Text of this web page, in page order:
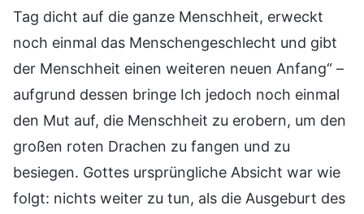
Tag dicht auf die ganze Menschheit, erweckt
noch einmal das Menschengeschlecht und gibt
der Menschheit einen weiteren neuen Anfang“ –
aufgrund dessen bringe Ich jedoch noch einmal
den Mut auf, die Menschheit zu erobern, um den
großen roten Drachen zu fangen und zu
besiegen. Gottes ursprüngliche Absicht war wie
folgt: nichts weiter zu tun, als die Ausgeburt des